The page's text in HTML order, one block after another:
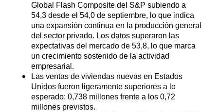
Global Flash Composite del S&P subiendo a
54,3 desde el 54,0 de septiembre, lo que indica
una expansión continua en la producción general
del sector privado. Los datos superaron las
expectativas del mercado de 53,8, lo que marca
un crecimiento sostenido de la actividad
empresarial.
Las ventas de viviendas nuevas en Estados
Unidos fueron ligeramente superiores a lo
esperado: 0,738 millones frente a los 0,72
millones previstos.